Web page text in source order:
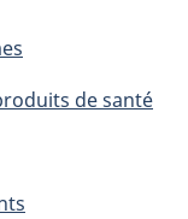
de santé